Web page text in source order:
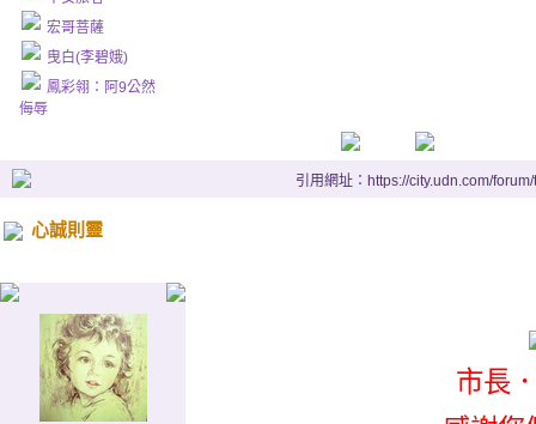
宏哥菩薩
曳白(李碧娥)
鳳彩翎：阿9公然
侮辱
引用網址：https://city.udn.com/
心誠則靈
市長